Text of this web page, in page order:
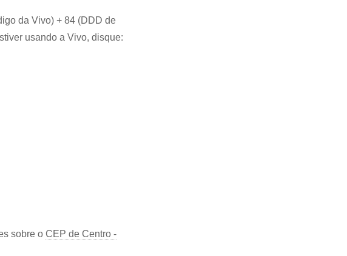
da Vivo) + 84 (DDD de
usando a Vivo, disque:
sobre o CEP de Centro -